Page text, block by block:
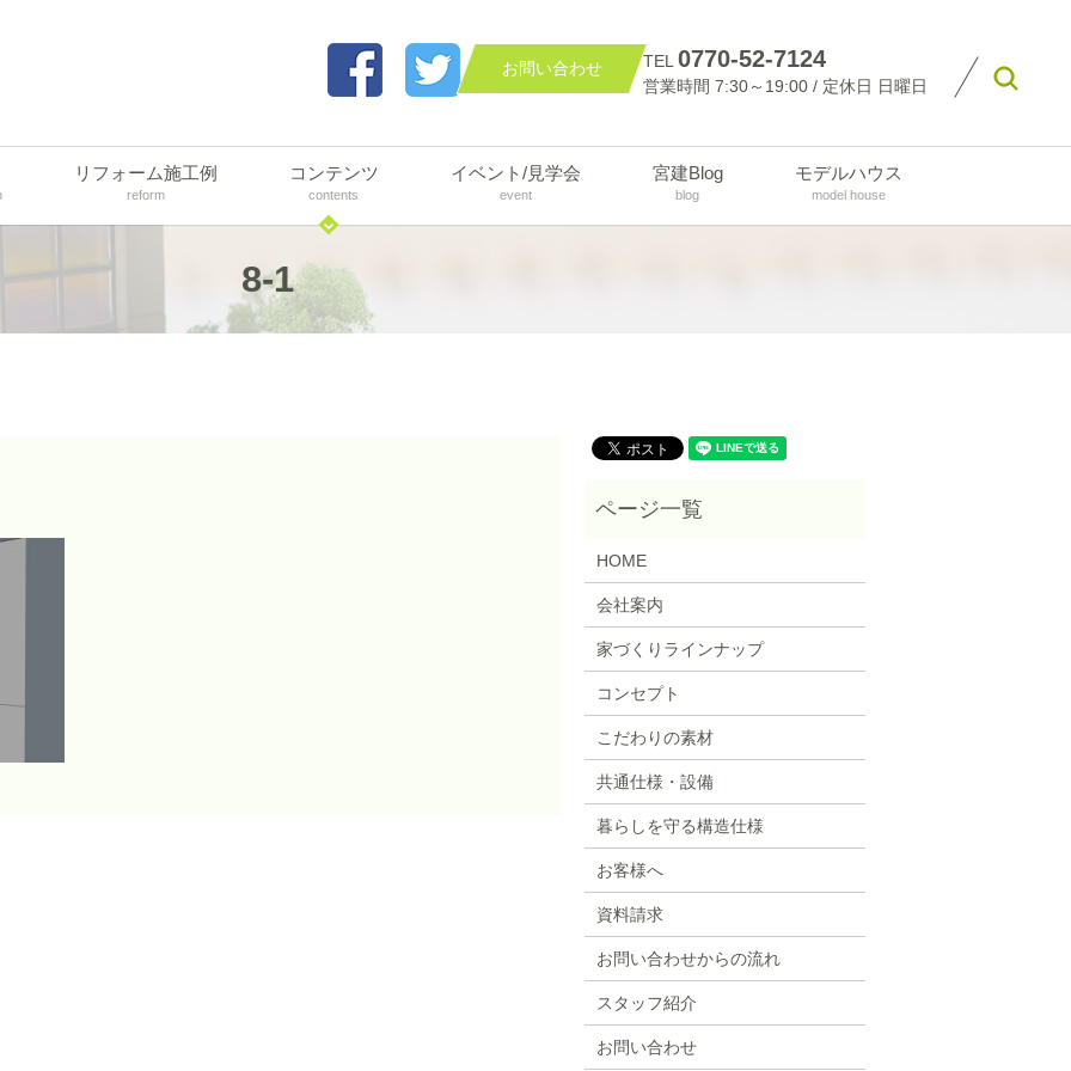
お問い合わせ TEL 0770-52-7124
営業時間 7:30～19:00 / 定休日 日曜日
リフォーム施工例
reform
コンテンツ
contents
イベント/見学会
event
宮建Blog
blog
モデルハウス
model house
8-1
HOME
会社案内
家づくりラインナップ
コンセプト
こだわりの素材
共通仕様・設備
暮らしを守る構造仕様
お客様へ
資料請求
お問い合わせからの流れ
スタッフ紹介
お問い合わせ